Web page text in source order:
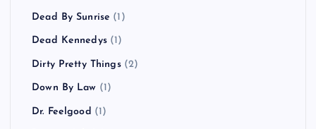
Dead By Sunrise (1)
Dead Kennedys(1)
Dirty Pretty Things(2)
Down By Law (1)
Dr. Feelgood (1)